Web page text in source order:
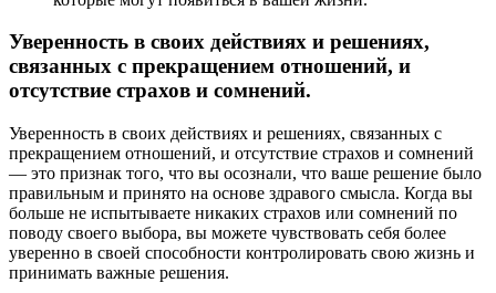
Уверенность в своих действиях и решениях,
связанных с прекращением отношений, и
отсутствие страхов и сомнений.
Уверенность в своих действиях и решениях, связанных с
прекращением отношений, и отсутствие страхов и сомнений
— это признак того, что вы осознали, что ваше решение было
правильным и принято на основе здравого смысла. Когда вы
больше не испытываете никаких страхов или сомнений по
поводу своего выбора, вы можете чувствовать себя более
уверенно в своей способности контролировать свою жизнь и
принимать важные решения.